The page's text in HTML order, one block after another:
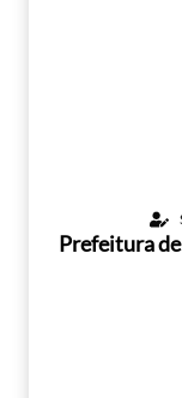
Prefeitura